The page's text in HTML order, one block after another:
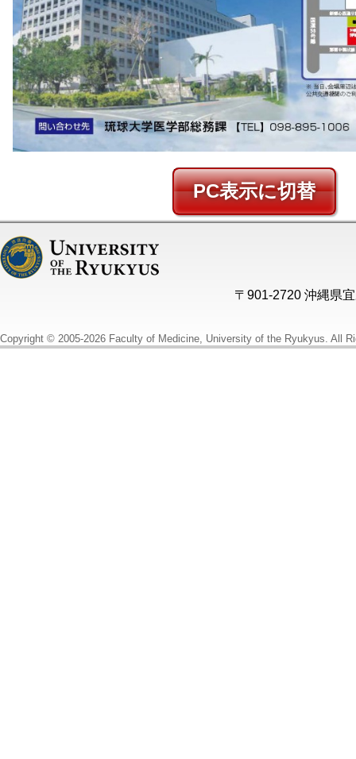
PC
〒901-2720 沖縄県
Copyright © 2005-2026 Faculty of Medicine, University of the Ryukyus. All